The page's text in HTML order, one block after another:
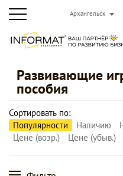
Архангельск
Развивающие
пособия
Сортировать по:
Популярности
Наличию
Цене (возр.)
Цене (убыв.)